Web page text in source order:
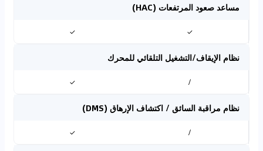
مساعد صعود المرتفعات (HAC)
✓
✓
نظام الإيقاف/التشغيل التلقائي للمحرك
/
✓
نظام مراقبة السائق / اكتشاف الإرهاق (DMS)
/
✓